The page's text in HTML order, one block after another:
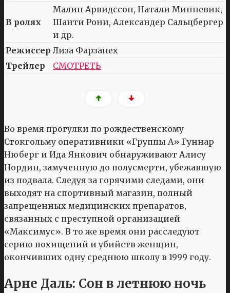
В ролях
Малин Арвидссон, Натали Минневик,
Шанти Рони, Александер Сальцбергер
и др.
Режиссер Лиза Фарзанех
Трейлер
СМОТРЕТЬ
Во время прогулки по рождественскому
Стокгольму оперативники «Группы А» Гуннар
Нюберг и Ида Янкович обнаруживают Алису
Нордин, замученную до полусмерти, убежавшую
из подвала. Следуя за горячими следами, они
выходят на спортивный магазин, полный
запрещенных медицинских препаратов,
связанных с преступной организацией
«Максимус». В то же время они расследуют
серию похищений и убийств женщин,
окончивших одну среднюю школу в 1999 году.
Арне Даль: Сон в летнюю ночь